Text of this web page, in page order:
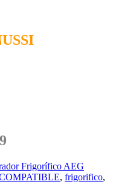
Frigorífico AEG
, frigorifico,